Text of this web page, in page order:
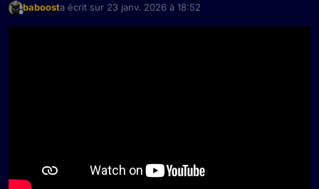
Hors-ligne
baboosta écrit sur 23 janv. 2026 à 18:52
dernière édition par